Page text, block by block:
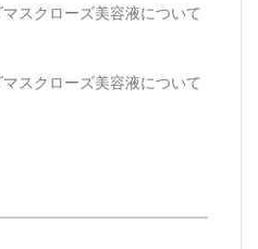
スクローズ美容液について
スクローズ美容液について